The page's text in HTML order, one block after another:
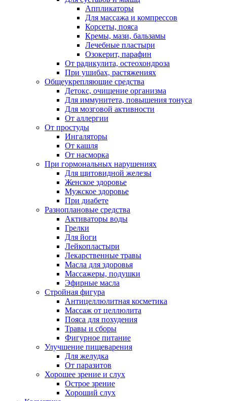
Аппликаторы
Для массажа и компрессов
Корсеты, пояса
Кремы, мази, бальзамы
Лечебные пластыри
Озокерит, парафин
От радикулита, остеохондроза
При ушибах, растяжениях
Общеукрепляющие средства
Детокс, очищение организма
Для иммунитета, повышения тонуса
Для мозговой активности
От аллергии
От простуды
Ингаляторы
От кашля
От насморка
При гормональных нарушениях
Для щитовидной железы
Женское здоровье
Мужское здоровье
При диабете
Разноплановые средства
Активаторы воды
Грелки
Для йоги
Лейкопластыри
Лекарственные травы
Масла для здоровья
Массажеры, подушки
Эфирные масла
Стройная фигура
Антицеллюлитная косметика
Массаж от целлюлита
Пояса для похудения
Травы и сборы
Фигурное питание
Улучшение пищеварения
Для желудка
От паразитов
Хорошее зрение и слух
Острое зрение
Хороший слух